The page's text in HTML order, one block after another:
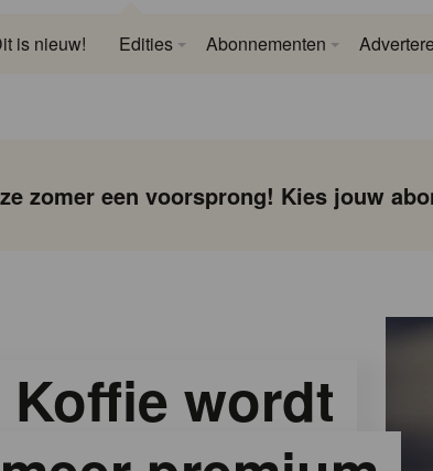
is nieuw! Edities Abonnementen
zomer een voorsprong! Kies jouw
Koffie wordt